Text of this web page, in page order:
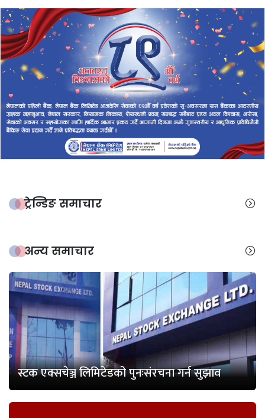
ट्रेन्डिङ समाचार
अन्य समाचार
स्टक एक्सचेञ्ज लिमिटेडको पुनःसंरचना गर्न सुझाव